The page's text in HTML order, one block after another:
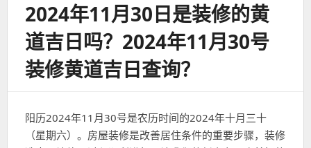
2024年11月30日是装修的黄
道吉日吗？2024年11月30号
装修黄道吉日查询？
阳历2024年11月30号是农历时间的2024年十月三十
（星期六）。房屋装修是改善居住条件的重要步骤，装修